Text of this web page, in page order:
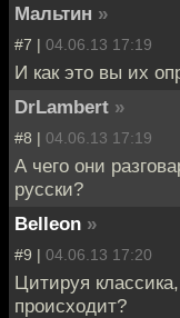
Мальтин »
#7 | 04.06.13 17:19
И как это вы их
DrLambert »
#8 | 04.06.13 17:19
А чего они
русски?
Belleon »
#9 | 04.06.13 17:20
Цитируя
происходит?